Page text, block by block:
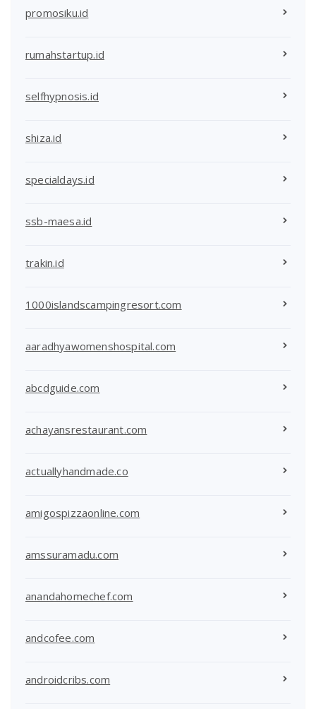
promosiku.id
rumahstartup.id
selfhypnosis.id
shiza.id
specialdays.id
ssb-maesa.id
trakin.id
1000islandscampingresort.com
aaradhyawomenshospital.com
abcdguide.com
achayansrestaurant.com
actuallyhandmade.co
amigospizzaonline.com
amssuramadu.com
anandahomechef.com
andcofee.com
androidcribs.com